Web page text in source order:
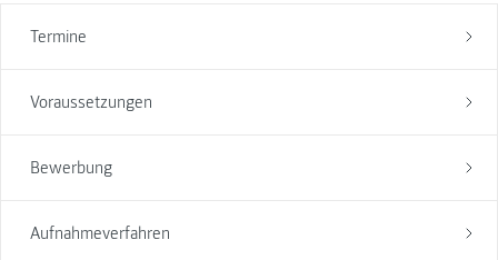
Termine
Voraussetzungen
Bewerbung
Aufnahmeverfahren